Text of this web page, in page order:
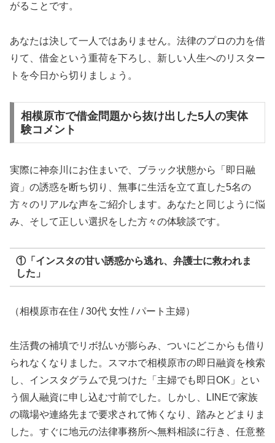
がることです。
あなたは決して一人ではありません。法律のプロの力を借
りて、借金という重荷を下ろし、新しい人生へのリスター
トを今日から切りましょう。
相模原市で借金問題から抜け出した5人の実体
験コメント
実際に神奈川にお住まいで、ブラック状態から「即日融
資」の誘惑を断ち切り、無事に生活を立て直した5名の
方々のリアルな声をご紹介します。あなたと同じように悩
み、そして正しい選択をした方々の体験談です。
①「インスタの甘い誘惑から逃れ、弁護士に救われま
した」
（相模原市在住 / 30代 女性 / パート主婦）
生活費の補填でリボ払いが膨らみ、ついにどこからも借り
られなくなりました。スマホで相模原市の即日融資を検索
し、インスタグラムで見つけた「主婦でも即日OK」とい
う個人融資に申し込む寸前でした。しかし、LINEで家族
の職場や連絡先まで要求されて怖くなり、踏みとどまりま
した。すぐに地元の法律事務所へ無料相談に行き、任意整